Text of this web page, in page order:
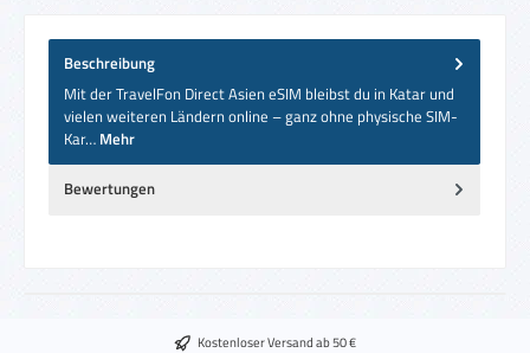
Beschreibung
Mit der TravelFon Direct Asien eSIM bleibst du in Katar und
vielen weiteren Ländern online – ganz ohne physische SIM-
Kar… Mehr
Bewertungen
Kostenloser Versand ab 50 €